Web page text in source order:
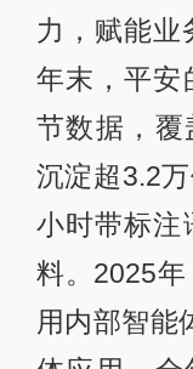
力，赋能业
年末，平安
节数据，覆
沉淀超3.2
小时带标注
料。2025
用内部智能